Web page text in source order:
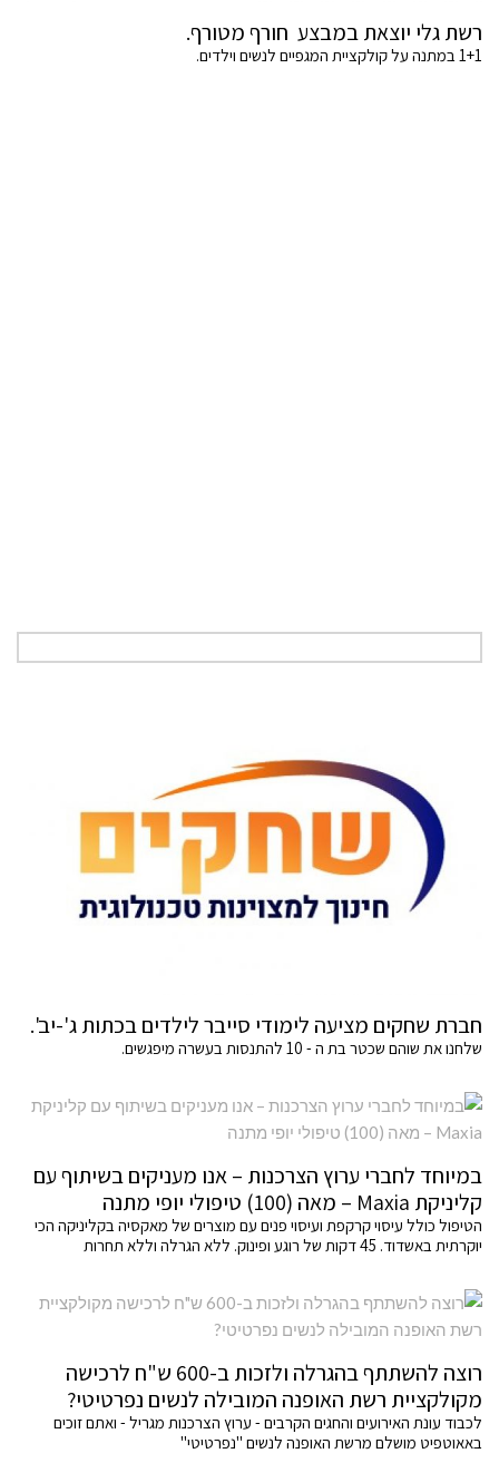
רשת גלי יוצאת במבצע חורף מטורף.
1+1 במתנה על קולקציית המגפיים לנשים וילדים.
חברת שחקים מציעה לימודי סייבר לילדים בכתות ג'-יב'.
שלחנו את שוהם שכטר בת ה - 10 להתנסות בעשרה מיפגשים.
במיוחד לחברי ערוץ הצרכנות – אנו מעניקים בשיתוף עם
קליניקת Maxia – מאה (100) טיפולי יופי מתנה
הטיפול כולל עיסוי קרקפת ועיסוי פנים עם מוצרים של מאקסיה בקליניקה הכי
יוקרתית באשדוד. 45 דקות של רוגע ופינוק. ללא הגרלה וללא תחרות
רוצה להשתתף בהגרלה ולזכות ב-600 ש"ח לרכישה
מקולקציית רשת האופנה המובילה לנשים נפרטיטי?
לכבוד עונת האירועים והחגים הקרבים - ערוץ הצרכנות מגריל - ואתם זוכים
באאוטפיט מושלם מרשת האופנה לנשים "נפרטיטי"